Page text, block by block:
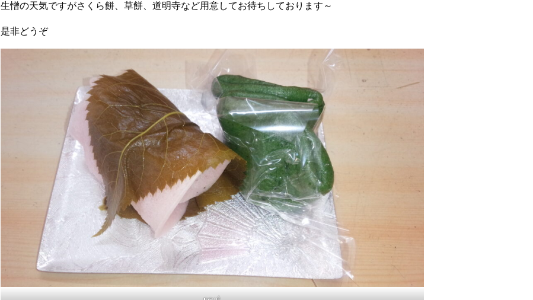
生憎の天気ですがさくら餅、草餅、道明寺など用意してお待ちしております～
是非どうぞ